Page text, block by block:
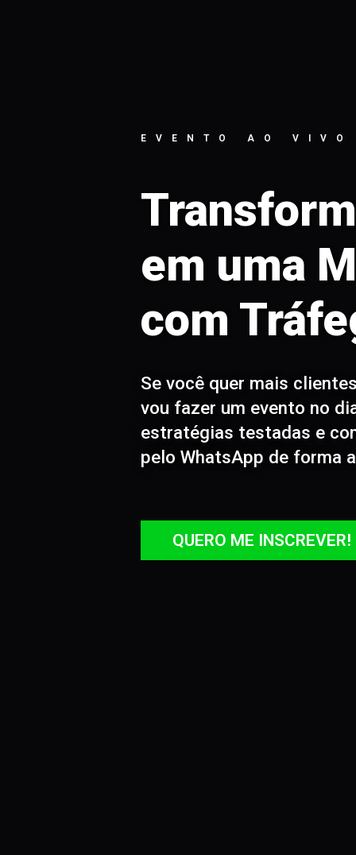
EVENTO AO VIVO
em uma
com
Se você quer mais
vou fazer um evento no
estratégias testadas e
pelo WhatsApp de forma
QUERO ME INSCREVER!